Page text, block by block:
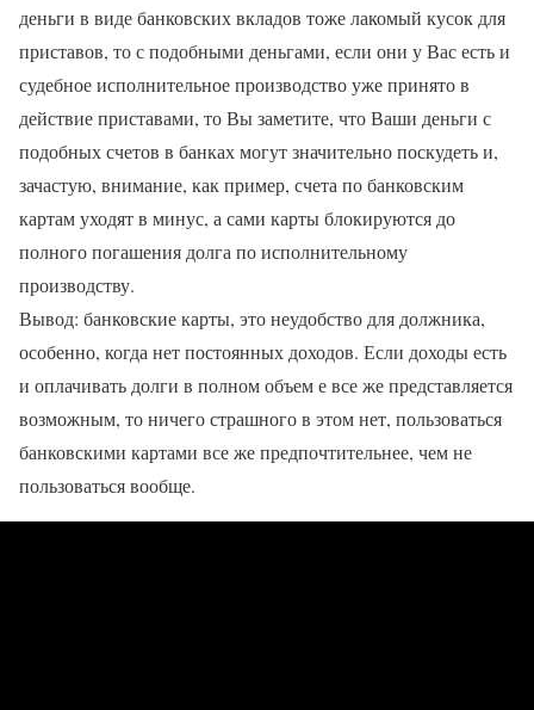
деньги в виде банковских вкладов тоже лакомый кусок для
приставов, то с подобными деньгами, если они у Вас есть и
судебное исполнительное производство уже принято в
действие приставами, то Вы заметите, что Ваши деньги с
подобных счетов в банках могут значительно поскудеть и,
зачастую, внимание, как пример, счета по банковским
картам уходят в минус, а сами карты блокируются до
полного погашения долга по исполнительному
производству.
Вывод: банковские карты, это неудобство для должника,
особенно, когда нет постоянных доходов. Если доходы есть
и оплачивать долги в полном объем е все же представляется
возможным, то ничего страшного в этом нет, пользоваться
банковскими картами все же предпочтительнее, чем не
пользоваться вообще.